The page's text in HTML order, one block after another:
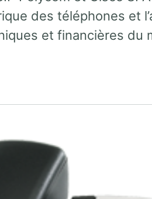
des téléphones et
et financières du